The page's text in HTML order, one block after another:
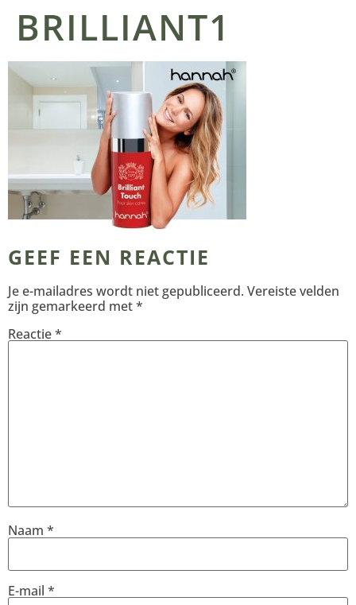
BRILLIANT1
GEEF EEN REACTIE
Je e-mailadres wordt niet gepubliceerd. Vereiste velden
zijn gemarkeerd met*
Reactie*
Naam *
E-mail *